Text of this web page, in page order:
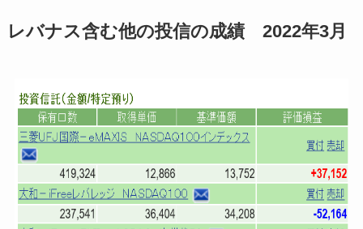
レバナス含む他の投信の成績 2022年3月